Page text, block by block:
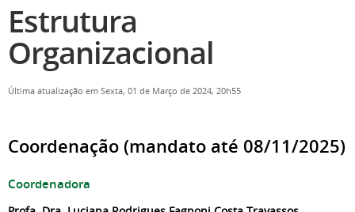
Estrutura
Organizacional
Última atualização em Sexta, 01 de Março de 2024, 20h55
Coordenação (mandato até 08/11/2025)
Coordenadora